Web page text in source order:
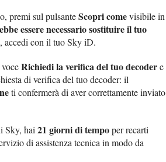
premi sul pulsanteScopri comevisibile in
essere necessario sostituire il tuo
accedi con il tuo Sky iD.
Richiedi la verifica del tuo decodere
di verifica del tuo decoder: il
ti confermerà di aver correttamente inviato
Sky, hai 21 giorni di tempoper recarti
di assistenza tecnica in modo da